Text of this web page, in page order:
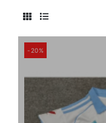
-20%